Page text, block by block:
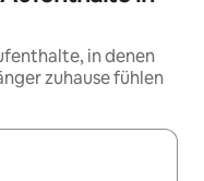
in denen
zuhause fühlen
mit den